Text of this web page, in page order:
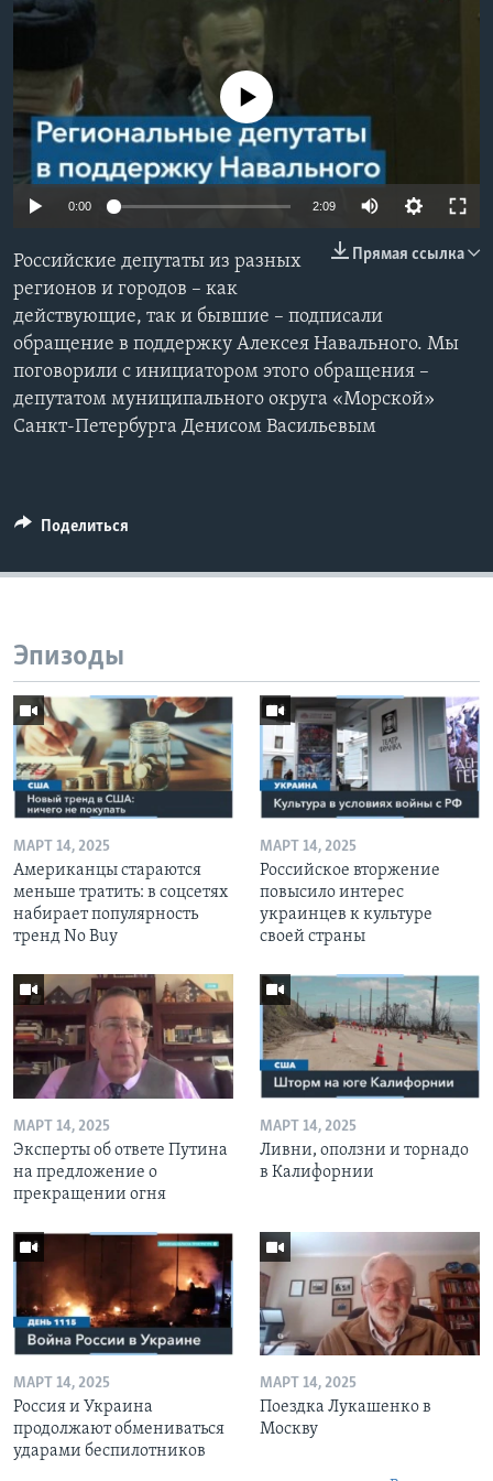
СОЦИАЛЬНЫЕ СЕТИ
Языки
No media source currently available
0:00 2:09
Прямая ссылка
Российские депутаты из разных
регионов и городов – как
действующие, так и бывшие – подписали
обращение в поддержку Алексея Навального. Мы
поговорили с инициатором этого обращения –
депутатом муниципального округа «Морской»
Санкт-Петербурга Денисом Васильевым
Поделиться
Эпизоды
МАРТ 14, 2025
Американцы стараются
меньше тратить: в соцсетях
набирает популярность
тренд No Buy
МАРТ 14, 2025
Российское вторжение
повысило интерес
украинцев к культуре
своей страны
МАРТ 14, 2025
Эксперты об ответе Путина
на предложение о
прекращении огня
МАРТ 14, 2025
Ливни, оползни и торнадо
в Калифорнии
МАРТ 14, 2025
Россия и Украина
продолжают обмениваться
ударами беспилотников
МАРТ 14, 2025
Поездка Лукашенко в
Москву